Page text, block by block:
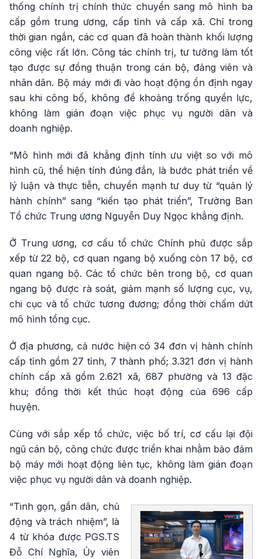
thống chính trị chính thức chuyển sang mô hình ba
cấp gồm trung ương, cấp tỉnh và cấp xã. Chỉ trong
thời gian ngắn, các cơ quan đã hoàn thành khối lượng
công việc rất lớn. Công tác chính trị, tư tưởng làm tốt
tạo được sự đồng thuận trong cán bộ, đảng viên và
nhân dân. Bộ máy mới đi vào hoạt động ổn định ngay
sau khi công bố, không để khoảng trống quyền lực,
không làm gián đoạn việc phục vụ người dân và
doanh nghiệp.
“Mô hình mới đã khẳng định tính ưu việt so với mô
hình cũ, thể hiện tính đúng đắn, là bước phát triển về
lý luận và thực tiễn, chuyển mạnh tư duy từ “quản lý
hành chính” sang “kiến tạo phát triển”, Trưởng Ban
Tổ chức Trung ương Nguyễn Duy Ngọc khẳng định.
Ở Trung ương, cơ cấu tổ chức Chính phủ được sắp
xếp từ 22 bộ, cơ quan ngang bộ xuống còn 17 bộ, cơ
quan ngang bộ. Các tổ chức bên trong bộ, cơ quan
ngang bộ được rà soát, giảm mạnh số lượng cục, vụ,
chi cục và tổ chức tương đương; đồng thời chấm dứt
mô hình tổng cục.
Ở địa phương, cả nước hiện có 34 đơn vị hành chính
cấp tỉnh gồm 27 tỉnh, 7 thành phố; 3.321 đơn vị hành
chính cấp xã gồm 2.621 xã, 687 phường và 13 đặc
khu; đồng thời kết thúc hoạt động của 696 cấp
huyện.
Cùng với sắp xếp tổ chức, việc bố trí, cơ cấu lại đội
ngũ cán bộ, công chức được triển khai nhằm bảo đảm
bộ máy mới hoạt động liên tục, không làm gián đoạn
việc phục vụ người dân và doanh nghiệp.
“Tinh gọn, gần dân, chủ
động và trách nhiệm”, là
4 từ khóa được PGS.TS
Đỗ Chí Nghĩa, Ủy viên